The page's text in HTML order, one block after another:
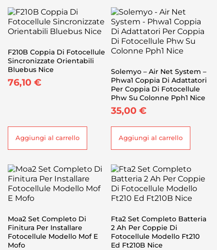
F210B Coppia Di Fotocellule
Sincronizzate Orientabili
Bluebus Nice
76,10 €
Aggiungi al carrello
Solemyo – Air Net System –
Phwa1 Coppia Di Adattatori
Per Coppia Di Fotocellule
Phw Su Colonne Pph1 Nice
35,00 €
Aggiungi al carrello
Moa2 Set Completo Di
Finitura Per Installare
Fotocellule Modello Mof E
Mofo
Fta2 Set Completo Batteria
2 Ah Per Coppie Di
Fotocellule Modello Ft210
Ed Ft210B Nice